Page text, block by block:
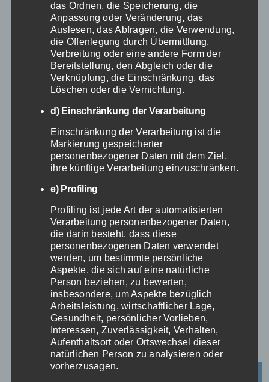
Nachhaltige
Energie- und
Ressourcennutzung
doppelt so viel Energie wie
andere Gebäude ihrer Größe
verbrauchen, sollte unbedingt auf
die Nutzung von erneuerbaren
Energien umgestellt werden.
Zusätzlich können die Einführung
von energieeffizienten
Technologien und ein
verantwortungsvoller Umgang mit
Ressourcen zu Kostensenkungen
führen. Dabei tragen Investitionen
in eine moderne Gebäudetechnik,
zur Wassereinsparung und in ein
effizientes Abfallmanagement
einen besonders wichtigen Teil
das Ordnen, die Speicherung, die
Anpassung oder Veränderung, das
Auslesen, das Abfragen, die Verwendung,
die Offenlegung durch Übermittlung,
Verbreitung oder eine andere Form der
Bereitstellung, den Abgleich oder die
Verknüpfung, die Einschränkung, das
Löschen oder die Vernichtung.
d) Einschränkung der Verarbeitung
Einschränkung der Verarbeitung ist die
Markierung gespeicherter
personenbezogener Daten mit dem Ziel,
ihre künftige Verarbeitung einzuschränken.
e) Profiling
Profiling ist jede Art der automatisierten
Verarbeitung personenbezogener Daten,
die darin besteht, dass diese
personenbezogenen Daten verwendet
werden, um bestimmte persönliche
Aspekte, die sich auf eine natürliche
Person beziehen, zu bewerten,
insbesondere, um Aspekte bezüglich
Arbeitsleistung, wirtschaftlicher Lage,
Gesundheit, persönlicher Vorlieben,
Interessen, Zuverlässigkeit, Verhalten,
Aufenthaltsort oder Ortswechsel dieser
natürlichen Person zu analysieren oder
vorherzusagen.